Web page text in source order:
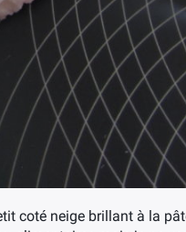
coté neige brillant à la